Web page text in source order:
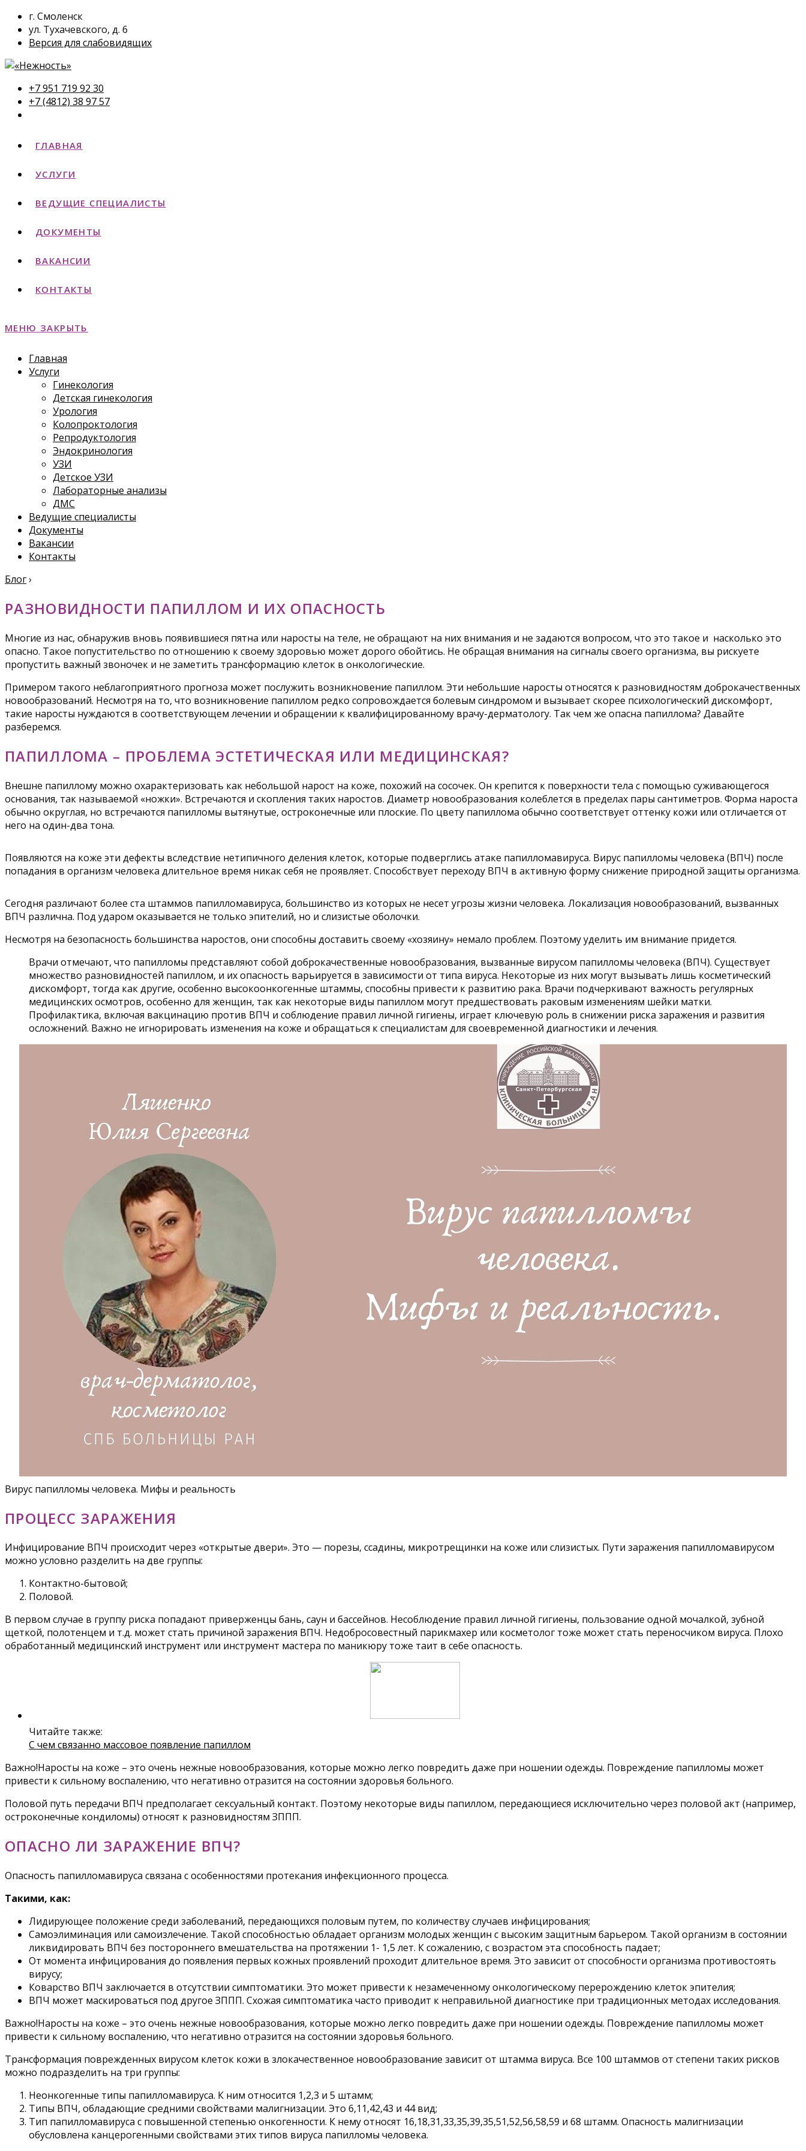
г. Смоленск
ул. Тухачевского, д. 6
Версия для слабовидящих
+7 951 719 92 30
+7 (4812) 38 97 57
ГЛАВНАЯ
УСЛУГИ
ВЕДУЩИЕ СПЕЦИАЛИСТЫ
ДОКУМЕНТЫ
ВАКАНСИИ
КОНТАКТЫ
МЕНЮ ЗАКРЫТЬ
Главная
Услуги
Гинекология
Детская гинекология
Урология
Колопроктология
Репродуктология
Эндокринология
УЗИ
Детское УЗИ
Лабораторные анализы
ДМС
Ведущие специалисты
Документы
Вакансии
Контакты
Блог›
РАЗНОВИДНОСТИ ПАПИЛЛОМ И ИХ ОПАСНОСТЬ
Многие из нас, обнаружив вновь появившиеся пятна или наросты на теле, не обращают на них внимания и не задаются вопросом, что это такое и насколько это
опасно. Такое попустительство по отношению к своему здоровью может дорого обойтись. Не обращая внимания на сигналы своего организма, вы рискуете
пропустить важный звоночек и не заметить трансформацию клеток в онкологические.
Примером такого неблагоприятного прогноза может послужить возникновение папиллом. Эти небольшие наросты относятся к разновидностям доброкачественных
новообразований. Несмотря на то, что возникновение папиллом редко сопровождается болевым синдромом и вызывает скорее психологический дискомфорт,
такие наросты нуждаются в соответствующем лечении и обращении к квалифицированному врачу-дерматологу. Так чем же опасна папиллома? Давайте
разберемся.
ПАПИЛЛОМА – ПРОБЛЕМА ЭСТЕТИЧЕСКАЯ ИЛИ МЕДИЦИНСКАЯ?
Внешне папиллому можно охарактеризовать как небольшой нарост на коже, похожий на сосочек. Он крепится к поверхности тела с помощью суживающегося
основания, так называемой «ножки». Встречаются и скопления таких наростов. Диаметр новообразования колеблется в пределах пары сантиметров. Форма нароста
обычно округлая, но встречаются папилломы вытянутые, остроконечные или плоские. По цвету папиллома обычно соответствует оттенку кожи или отличается от
него на один-два тона.
Появляются на коже эти дефекты вследствие нетипичного деления клеток, которые подверглись атаке папилломавируса. Вирус папилломы человека (ВПЧ) после
попадания в организм человека длительное время никак себя не проявляет. Способствует переходу ВПЧ в активную форму снижение природной защиты организма.
Сегодня различают более ста штаммов папилломавируса, большинство из которых не несет угрозы жизни человека. Локализация новообразований, вызванных
ВПЧ различна. Под ударом оказывается не только эпителий, но и слизистые оболочки.
Несмотря на безопасность большинства наростов, они способны доставить своему «хозяину» немало проблем. Поэтому уделить им внимание придется.
Врачи отмечают, что папилломы представляют собой доброкачественные новообразования, вызванные вирусом папилломы человека (ВПЧ). Существует
множество разновидностей папиллом, и их опасность варьируется в зависимости от типа вируса. Некоторые из них могут вызывать лишь косметический
дискомфорт, тогда как другие, особенно высокоонкогенные штаммы, способны привести к развитию рака. Врачи подчеркивают важность регулярных
медицинских осмотров, особенно для женщин, так как некоторые виды папиллом могут предшествовать раковым изменениям шейки матки.
Профилактика, включая вакцинацию против ВПЧ и соблюдение правил личной гигиены, играет ключевую роль в снижении риска заражения и развития
осложнений. Важно не игнорировать изменения на коже и обращаться к специалистам для своевременной диагностики и лечения.
Вирус папилломы человека. Мифы и реальность
ПРОЦЕСС ЗАРАЖЕНИЯ
Инфицирование ВПЧ происходит через «открытые двери». Это — порезы, ссадины, микротрещинки на коже или слизистых. Пути заражения папилломавирусом
можно условно разделить на две группы:
Контактно-бытовой;
Половой.
В первом случае в группу риска попадают приверженцы бань, саун и бассейнов. Несоблюдение правил личной гигиены, пользование одной мочалкой, зубной
щеткой, полотенцем и т.д. может стать причиной заражения ВПЧ. Недобросовестный парикмахер или косметолог тоже может стать переносчиком вируса. Плохо
обработанный медицинский инструмент или инструмент мастера по маникюру тоже таит в себе опасность.
Читайте также:
С чем связанно массовое появление папиллом
Важно!Наросты на коже – это очень нежные новообразования, которые можно легко повредить даже при ношении одежды. Повреждение папилломы может
привести к сильному воспалению, что негативно отразится на состоянии здоровья больного.
Половой путь передачи ВПЧ предполагает сексуальный контакт. Поэтому некоторые виды папиллом, передающиеся исключительно через половой акт (например,
остроконечные кондиломы) относят к разновидностям ЗППП.
ОПАСНО ЛИ ЗАРАЖЕНИЕ ВПЧ?
Опасность папилломавируса связана с особенностями протекания инфекционного процесса.
Такими, как:
Лидирующее положение среди заболеваний, передающихся половым путем, по количеству случаев инфицирования;
Самоэлиминация или самоизлечение. Такой способностью обладает организм молодых женщин с высоким защитным барьером. Такой организм в состоянии
ликвидировать ВПЧ без постороннего вмешательства на протяжении 1- 1,5 лет. К сожалению, с возрастом эта способность падает;
От момента инфицирования до появления первых кожных проявлений проходит длительное время. Это зависит от способности организма противостоять
вирусу;
Коварство ВПЧ заключается в отсутствии симптоматики. Это может привести к незамеченному онкологическому перерождению клеток эпителия;
ВПЧ может маскироваться под другое ЗППП. Схожая симптоматика часто приводит к неправильной диагностике при традиционных методах исследования.
Важно!Наросты на коже – это очень нежные новообразования, которые можно легко повредить даже при ношении одежды. Повреждение папилломы может
привести к сильному воспалению, что негативно отразится на состоянии здоровья больного.
Трансформация поврежденных вирусом клеток кожи в злокачественное новообразование зависит от штамма вируса. Все 100 штаммов от степени таких рисков
можно подразделить на три группы:
Неонкогенные типы папилломавируса. К ним относится 1,2,3 и 5 штамм;
Типы ВПЧ, обладающие средними свойствами малигнизации. Это 6,11,42,43 и 44 вид;
Тип папилломавируса с повышенной степенью онкогенности. К нему относят 16,18,31,33,35,39,35,51,52,56,58,59 и 68 штамм. Опасность малигнизации
обусловлена канцерогенными свойствами этих типов вируса папилломы человека.